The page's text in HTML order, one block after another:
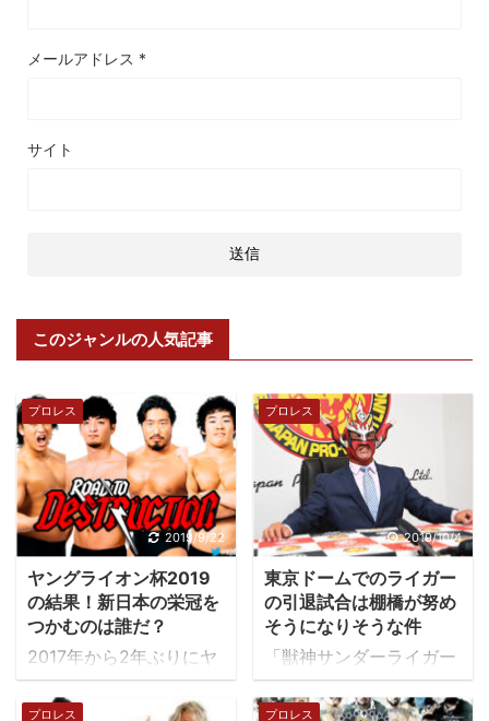
メールアドレス *
サイト
このジャンルの人気記事
プロレス
2019/9/22
ヤングライオン杯2019
の結果！新日本の栄冠を
つかむのは誰だ？
2017年から2年ぶりにヤ
ングライオン杯が開催さ
れます。 ヤングライオン
プロレス
2019/10/4
東京ドームでのライガー
の引退試合は棚橋が努め
そうになりそうな件
「獣神サンダーライガー
は引退します」2020年
のイッテンヨン東京ドー
プロレス プロレス